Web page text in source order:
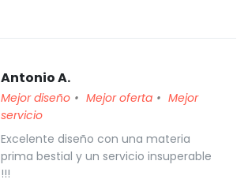
Antonio A.
Mejor diseño Mejor oferta
Mejor
servicio
Excelente diseño con una materia
prima bestial y un servicio insuperable
!!!